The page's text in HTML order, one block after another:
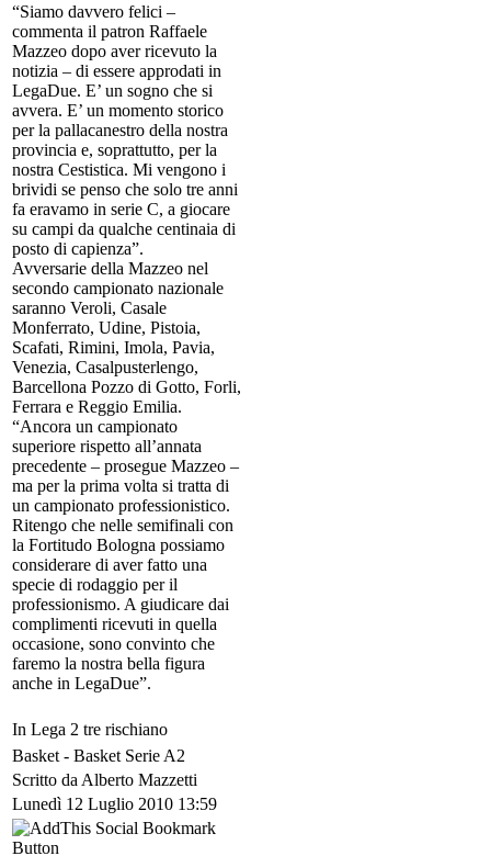
“Siamo davvero felici –
commenta il patron Raffaele
Mazzeo dopo aver ricevuto la
notizia – di essere approdati in
LegaDue. E’ un sogno che si
avvera. E’ un momento storico
per la pallacanestro della nostra
provincia e, soprattutto, per la
nostra Cestistica. Mi vengono i
brividi se penso che solo tre anni
fa eravamo in serie C, a giocare
su campi da qualche centinaia di
posto di capienza”.
Avversarie della Mazzeo nel
secondo campionato nazionale
saranno Veroli, Casale
Monferrato, Udine, Pistoia,
Scafati, Rimini, Imola, Pavia,
Venezia, Casalpusterlengo,
Barcellona Pozzo di Gotto, Forli,
Ferrara e Reggio Emilia.
“Ancora un campionato
superiore rispetto all’annata
precedente – prosegue Mazzeo –
ma per la prima volta si tratta di
un campionato professionistico.
Ritengo che nelle semifinali con
la Fortitudo Bologna possiamo
considerare di aver fatto una
specie di rodaggio per il
professionismo. A giudicare dai
complimenti ricevuti in quella
occasione, sono convinto che
faremo la nostra bella figura
anche in LegaDue”.
In Lega 2 tre rischiano
Basket - Basket Serie A2
Scritto da Alberto Mazzetti
Lunedì 12 Luglio 2010 13:59